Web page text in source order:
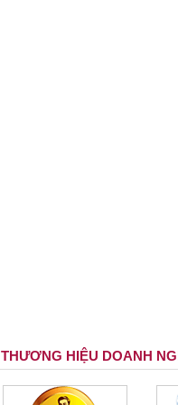
THƯƠNG HIỆU DOANH